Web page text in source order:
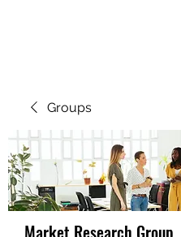
Groups
Market Research Group